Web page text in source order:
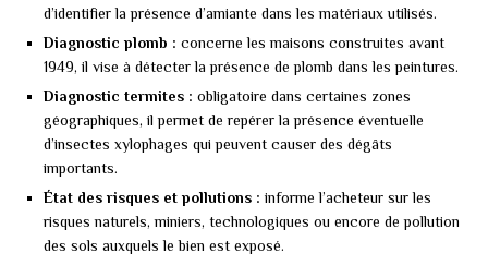
d’identifier la présence d’amiante dans les matériaux utilisés.
Diagnostic plomb : concerne les maisons construites avant
1949, il vise à détecter la présence de plomb dans les peintures.
Diagnostic termites : obligatoire dans certaines zones
géographiques, il permet de repérer la présence éventuelle
d’insectes xylophages qui peuvent causer des dégâts
importants.
État des risques et pollutions : informe l’acheteur sur les
risques naturels, miniers, technologiques ou encore de pollution
des sols auxquels le bien est exposé.